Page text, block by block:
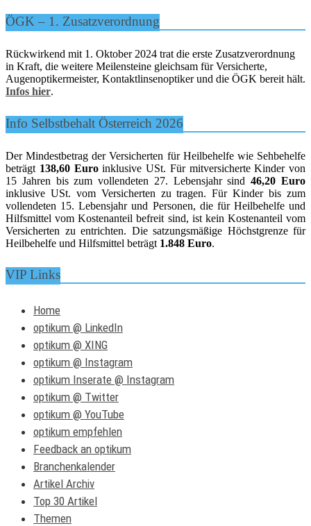
ÖGK – 1. Zusatzverordnung
Rückwirkend mit 1. Oktober 2024 trat die erste Zusatzverordnung
in Kraft, die weitere Meilensteine gleichsam für Versicherte,
Augenoptikermeister, Kontaktlinsenoptiker und die ÖGK bereit hält.
Infos hier.
Info Selbstbehalt Österreich 2026
Der Mindestbetrag der Versicherten für Heilbehelfe wie Sehbehelfe
beträgt 138,60 Euroinklusive USt. Für mitversicherte Kinder von
15 Jahren bis zum vollendeten 27. Lebensjahr sind46,20 Euro
inklusive USt. vom Versicherten zu tragen. Für Kinder bis zum
vollendeten 15. Lebensjahr und Personen, die für Heilbehelfe und
Hilfsmittel vom Kostenanteil befreit sind, ist kein Kostenanteil vom
Versicherten zu entrichten. Die satzungsmäßige Höchstgrenze für
Heilbehelfe und Hilfsmittel beträgt 1.848 Euro.
VIP Links
Home
optikum @ LinkedIn
optikum @ XING
optikum @ Instagram
optikum Inserate @ Instagram
optikum @ Twitter
optikum @ YouTube
optikum empfehlen
Feedback an optikum
Branchenkalender
Artikel Archiv
Top 30 Artikel
Themen